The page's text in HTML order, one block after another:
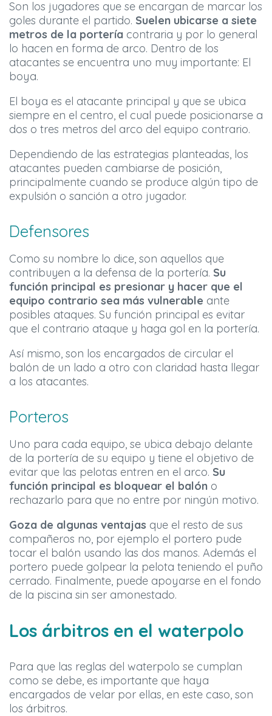
Son los jugadores que se encargan de marcar los
goles durante el partido. Suelen ubicarse a siete
metros de la portería contraria y por lo general
lo hacen en forma de arco. Dentro de los
atacantes se encuentra uno muy importante: El
boya.
El boya es el atacante principal y que se ubica
siempre en el centro, el cual puede posicionarse a
dos o tres metros del arco del equipo contrario.
Dependiendo de las estrategias planteadas, los
atacantes pueden cambiarse de posición,
principalmente cuando se produce algún tipo de
expulsión o sanción a otro jugador.
Defensores
Como su nombre lo dice, son aquellos que
contribuyen a la defensa de la portería. Su
función principal es presionar y hacer que el
equipo contrario sea más vulnerable ante
posibles ataques. Su función principal es evitar
que el contrario ataque y haga gol en la portería.
Así mismo, son los encargados de circular el
balón de un lado a otro con claridad hasta llegar
a los atacantes.
Porteros
Uno para cada equipo, se ubica debajo delante
de la portería de su equipo y tiene el objetivo de
evitar que las pelotas entren en el arco. Su
función principal es bloquear el balón o
rechazarlo para que no entre por ningún motivo.
Goza de algunas ventajas que el resto de sus
compañeros no, por ejemplo el portero pude
tocar el balón usando las dos manos. Además el
portero puede golpear la pelota teniendo el puño
cerrado. Finalmente, puede apoyarse en el fondo
de la piscina sin ser amonestado.
Los árbitros en el waterpolo
Para que las reglas del waterpolo se cumplan
como se debe, es importante que haya
encargados de velar por ellas, en este caso, son
los árbitros.